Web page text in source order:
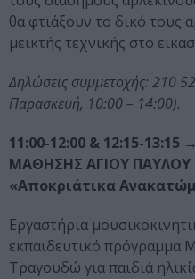
θα φτιάξουν το δικό τους
μεικτής τεχνικής στο
Δηλώσεις συμμετοχής: 210
Παρασκευή, 10:00 – 14:00).
11:00-12:00 & 12:15-13:15
ΜΑΘΗΣΗΣ ΑΓΙΟΥ ΠΑΥΛΟΥ
«Αποκριάτικα
Εργαστήρια
εκπαιδευτικό πρόγραμμα
Τραγουδώ για παιδιά